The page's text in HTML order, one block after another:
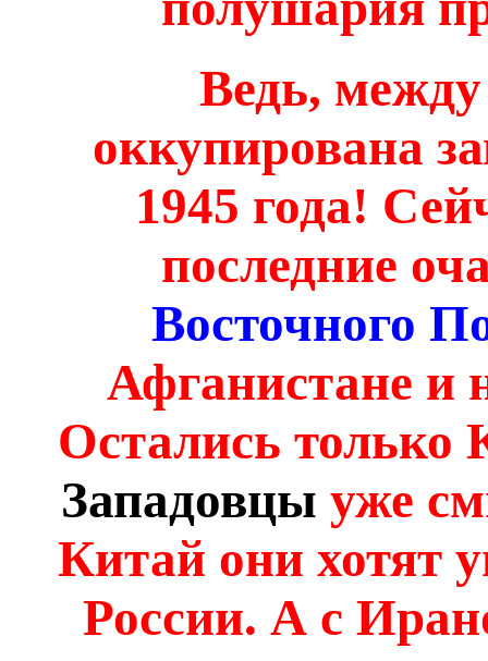
Ведь,
оккупирована
1945 года!
последние
Восточного
Афганистане и
Остались
Западовцы уже
Китай они хотят
России. А с